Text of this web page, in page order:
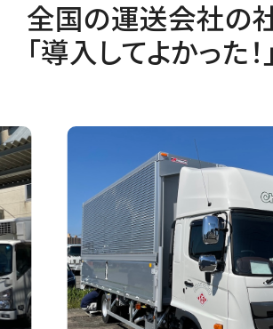
全国の運送会社の
「導入してよかった